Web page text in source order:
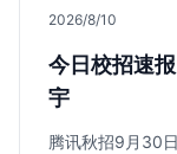
2026/8/10
今日校招速
宇
腾讯秋招9月30